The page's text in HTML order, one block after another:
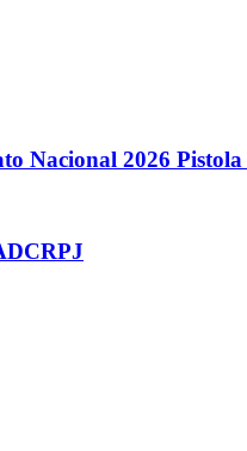
Nacional 2026